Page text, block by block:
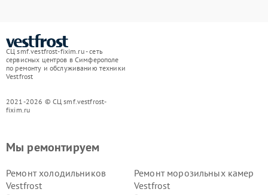
СЦ smf.vestfrost-fixim.ru - сеть
сервисных центров в Симферополе
по ремонту и обслуживанию техники
Vestfrost
2021-2026 © СЦ smf.vestfrost-
fixim.ru
Мы ремонтируем
Ремонт холодильников
Vestfrost
Ремонт морозильных камер
Vestfrost